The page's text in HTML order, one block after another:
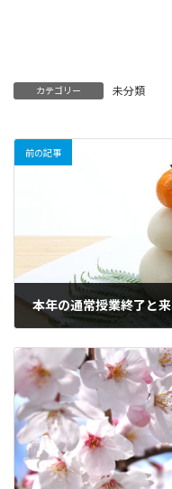
カテゴリー 未分類
前の記事
本年の通常授業終了と